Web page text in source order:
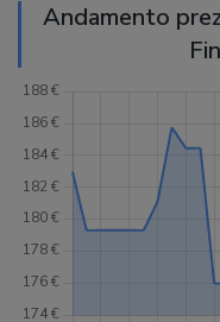
Andamento